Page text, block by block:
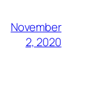
November
2, 2020